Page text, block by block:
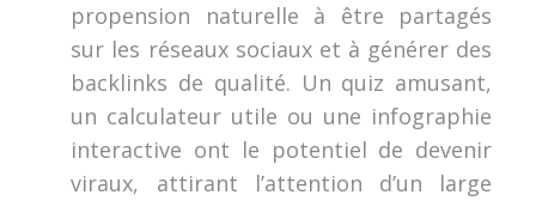
propension naturelle à être partagés
sur les réseaux sociaux et à générer des
backlinks de qualité. Un quiz amusant,
un calculateur utile ou une infographie
interactive ont le potentiel de devenir
viraux, attirant l’attention d’un large